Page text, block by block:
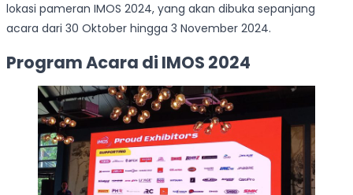
lokasi pameran IMOS 2024, yang akan dibuka sepanjang
acara dari 30 Oktober hingga 3 November 2024.
Program Acara di IMOS 2024